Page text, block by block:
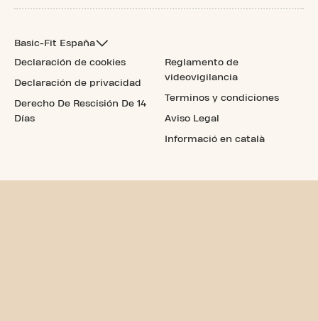
Basic-Fit España
Declaración de cookies
Declaración de privacidad
Derecho De Rescisión De 14
Días
Reglamento de
videovigilancia
Terminos y condiciones
Aviso Legal
Informació en català